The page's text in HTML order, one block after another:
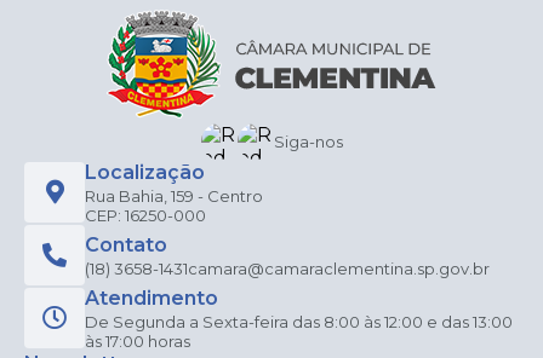
Siga-nos
Localização
Rua Bahia, 159 - Centro
CEP: 16250-000
Contato
(18) 3658-1431camara@camaraclementina.sp.gov.br
Atendimento
De Segunda a Sexta-feira das 8:00 às 12:00 e das 13:00
às 17:00 horas